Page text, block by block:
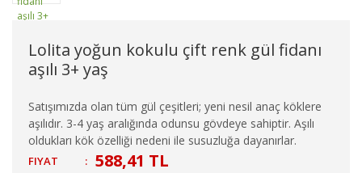
Lolita yoğun kokulu çift renk gül fidanı
aşılı 3+ yaş
Satışımızda olan tüm gül çeşitleri; yeni nesil anaç köklere
aşılıdır. 3-4 yaş aralığında odunsu gövdeye sahiptir. Aşılı
oldukları kök özelliği nedeni ile susuzluğa dayanırlar.
FIYAT : 588,41 TL